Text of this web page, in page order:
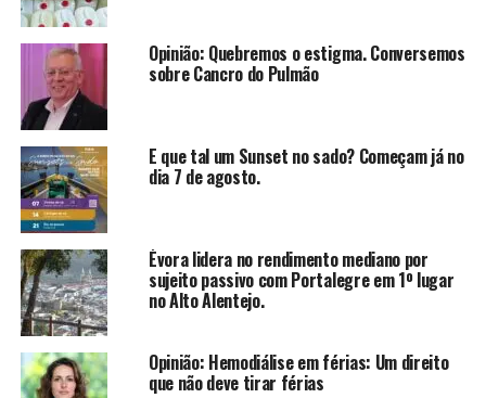
Opinião: Quebremos o estigma. Conversemos
sobre Cancro do Pulmão
E que tal um Sunset no sado? Começam já no
dia 7 de agosto.
Évora lidera no rendimento mediano por
sujeito passivo com Portalegre em 1º lugar
no Alto Alentejo.
Opinião: Hemodiálise em férias: Um direito
que não deve tirar férias